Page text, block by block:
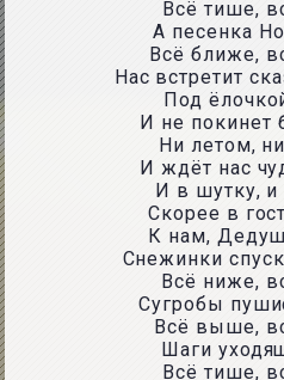
Всё тише,
А песенка
Всё ближе,
Нас встретит
Под
И не покинет
Ни летом,
И ждёт нас
И в шутку, и
Скорее в
К нам,
Снежинки
Всё ниже,
Сугробы
Всё выше,
Шаги
Всё тише,